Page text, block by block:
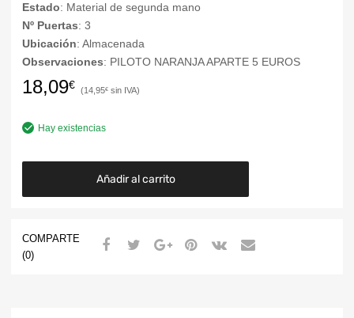
Estado: Material de segunda mano
Nº Puertas: 3
Ubicación: Almacenada
Observaciones: PILOTO NARANJA APARTE 5 EUROS
18,09€ 14,95€
Hay existencias
Añadir al carrito
COMPARTE
(0)